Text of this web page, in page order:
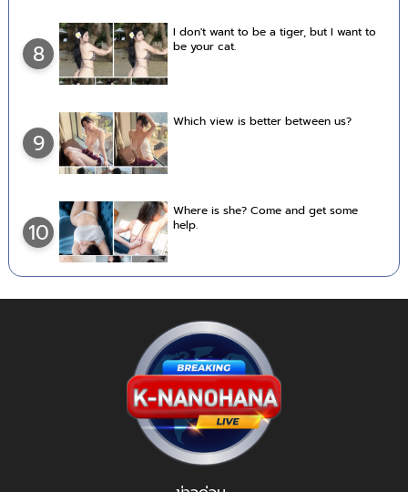
8
I don't want to be a tiger, but I want to
be your cat.
9
Which view is better between us?
10
Where is she? Come and get some
help.